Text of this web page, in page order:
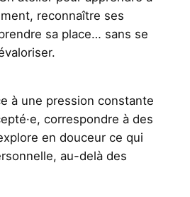
reconnaître ses
sa place… sans se
à une pression constante
correspondre à des
en douceur ce qui
au-delà des